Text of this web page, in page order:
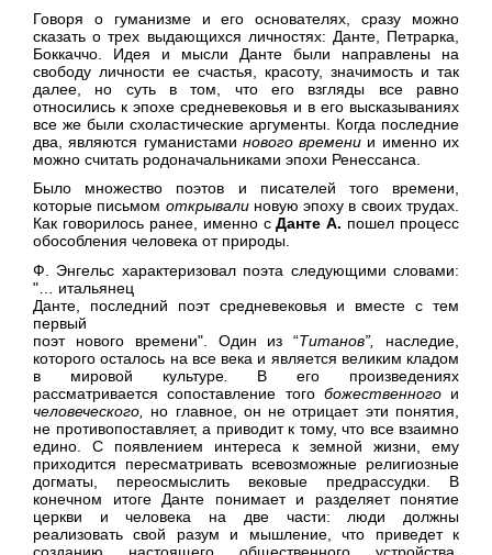
Говоря о гуманизме и его основателях, сразу можно
сказать о трех выдающихся личностях: Данте, Петрарка,
Боккаччо. Идея и мысли Данте были направлены на
свободу личности ее счастья, красоту, значимость и так
далее, но суть в том, что его взгляды все равно
относились к эпохе средневековья и в его высказываниях
все же были схоластические аргументы. Когда последние
два, являются гуманистами нового времени и именно их
можно считать родоначальниками эпохи Ренессанса.
Было множество поэтов и писателей того времени,
которые письмом открывалиновую эпоху в своих трудах.
Как говорилось ранее, именно сДанте А. пошел процесс
обособления человека от природы.
Ф. Энгельс характеризовал поэта следующими словами:
"… итальянец
Данте, последний поэт средневековья и вместе с тем
первый
поэт нового времени". Один из “Титанов”, наследие,
которого осталось на все века и является великим кладом
в мировой культуре.
В его произведениях
рассматривается сопоставление того божественного и
человеческого,
но главное, он не отрицает эти понятия,
не противопоставляет, а приводит к тому, что все взаимно
едино. С появлением интереса к земной жизни, ему
приходится пересматривать всевозможные религиозные
догматы, переосмыслить вековые предрассудки. В
конечном итоге Данте понимает и разделяет понятие
церкви и человека на две части: люди должны
реализовать свой разум и мышление, что приведет к